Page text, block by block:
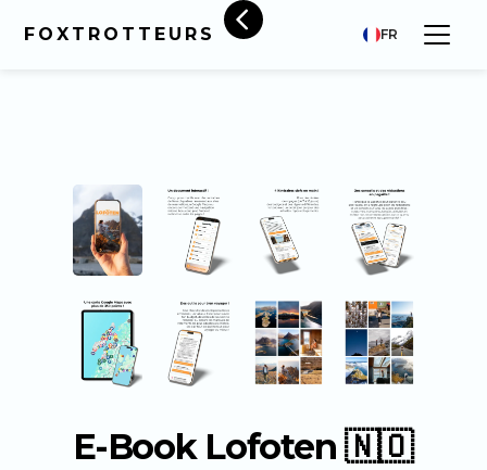
FOXTROTTEURS FR
E-Book Lofoten 🇳🇴